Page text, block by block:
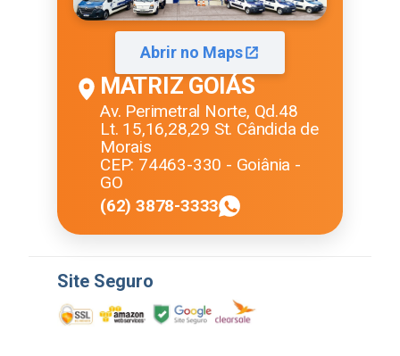
Abrir no Maps
MATRIZ GOIÁS
Av. Perimetral Norte, Qd.48
Lt. 15,16,28,29 St. Cândida de
Morais
CEP: 74463-330 - Goiânia -
GO
(62) 3878-3333
Site Seguro